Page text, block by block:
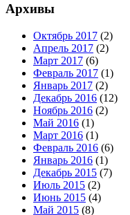
Архивы
Октябрь 2017 (2)
Апрель 2017 (2)
Март 2017 (6)
Февраль 2017 (1)
Январь 2017 (2)
Декабрь 2016 (12)
Ноябрь 2016 (2)
Май 2016 (1)
Март 2016 (1)
Февраль 2016 (6)
Январь 2016 (1)
Декабрь 2015 (7)
Июль 2015 (2)
Июнь 2015 (4)
Май 2015 (8)